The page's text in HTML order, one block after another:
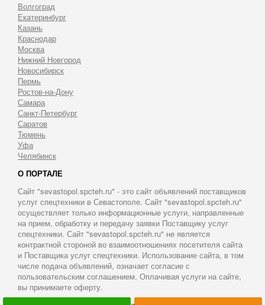
Волгоград
Екатеринбург
Казань
Краснодар
Москва
Нижний Новгород
Новосибирск
Пермь
Ростов-на-Дону
Самара
Санкт-Петербург
Саратов
Тюмень
Уфа
Челябинск
О ПОРТАЛЕ
Сайт "sevastopol.spcteh.ru" - это сайт объявлений поставщиков
услуг спецтехники в Севастополе. Сайт "sevastopol.spcteh.ru"
осуществляет только информационные услуги, направленные
на прием, обработку и передачу заявки Поставщику услуг
спецтехники. Сайт "sevastopol.spcteh.ru" не является
контрактной стороной во взаимоотношениях посетителя сайта
и Поставщика услуг спецтехники. Использование сайта, в том
числе подача объявлений, означает согласие с
пользовательским соглашением. Оплачивая услуги на сайте,
вы принимаете оферту.